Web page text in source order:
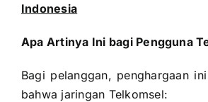
Indonesia
Apa Artinya Ini bagi Pengguna
Bagi pelanggan, penghargaan
bahwa jaringan Telkomsel: